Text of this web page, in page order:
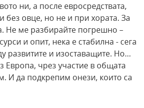
ни, а после евросредствата,
без овце, но не и при хората. За
Не ме разбирайте погрешно –
и опит, нека е стабилна - сега
развитите и изоставащите. Но…
чрез участие в общата
И да подкрепим онези, които са